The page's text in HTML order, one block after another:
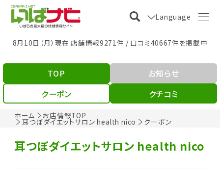
Language
8月10日（月）現在 店舗情報9271件 / 口コミ40667件を掲載中
ホーム お店情報TOP
耳つぼダイエットサロン health nico クーポン
TOP
お知らせ
クーポン
クチコミ
耳つぼダイエットサロン health nico